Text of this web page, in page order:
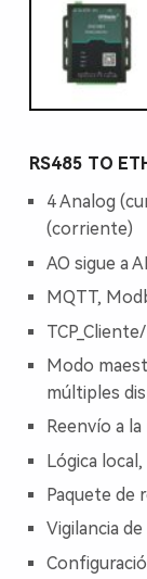
RS485 TO
4 Analog
(corriente)
AO sigue a
MQTT,
Modo
múltiples
Reenvío a
Lógica
Paquete de
Vigilancia